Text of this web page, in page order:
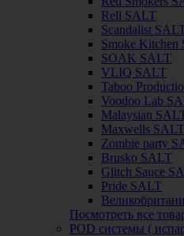
Rell SALT
Scandalist
Smoke Kitchen
SOAK SALT
VLIQ SALT
Taboo
Voodoo Lab
Malaysian
Maxwells SALT
Zombie party
Brusko SALT
Glitch Sauce
Pride SALT
Посмотреть все
POD системы (